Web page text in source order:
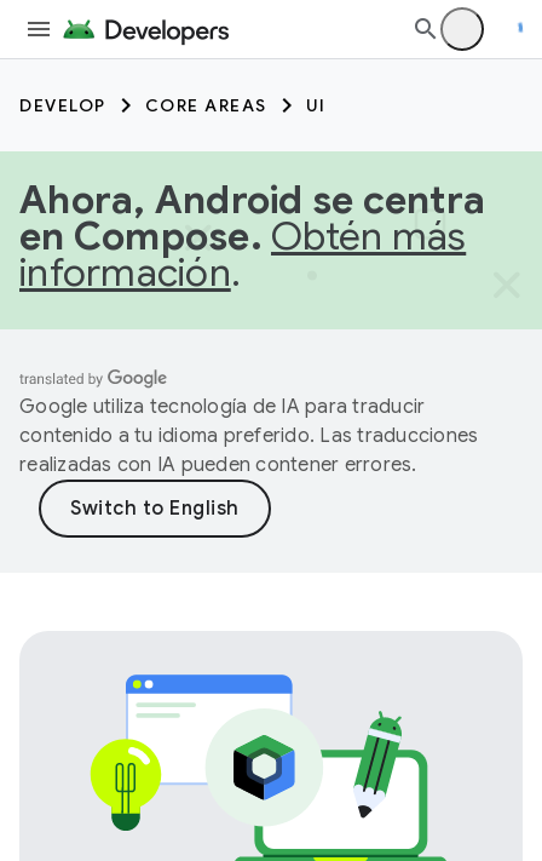
DEVELOP CORE AREAS UI
Ahora, Android se centra
en Compose. Obtén más
información.
Google utiliza tecnología de IA para traducir
contenido a tu idioma preferido. Las traducciones
realizadas con IA pueden contener errores.